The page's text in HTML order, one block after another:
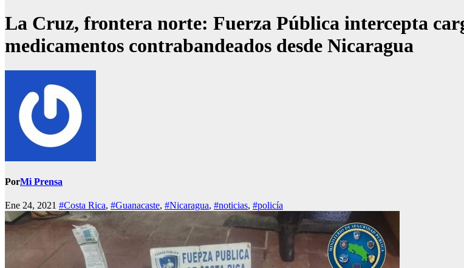
La Cruz, frontera norte: Fuerza Pública intercepta
medicamentos contrabandeados desde Nicaragua
PorMi Prensa
Ene 24, 2021 #Costa Rica, #Guanacaste, #Nicaragua, #noticias, #policía